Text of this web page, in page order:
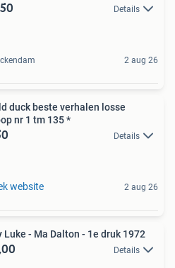
Details
2 aug 26
duck beste verhalen losse
nr 1 tm 135 *
Details
website 2 aug 26
Luke - Ma Dalton - 1e druk 1972
Details